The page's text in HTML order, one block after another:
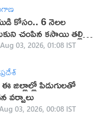
కోసం.. 6 నెలల
చంపిన కసాయి తల్లి
Aug 03, 2026, 01:08 IST
జిల్లాల్లో పిడుగులతో
వర్షాలు
03, 2026, 00:08 IST